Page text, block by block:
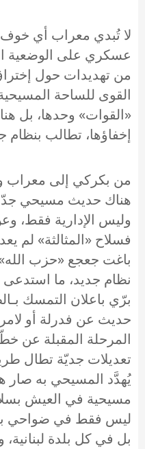
لا تُبدي معراب أي
عسكري على الوضعية
من تهديدات حول
القوى للساحة
«القوات» وحدها، بل
إخفاؤها، تطالب
من بكركي إلى معراب
هناك حديث مسيحي
وليس الإدارية فقط،
فسلاح «المثالثة» لم
باغت جعجع «حزب
نظام جديد، ما
برّي باعلان التمسك
حديث عن فدرلة أو
المرحلة المقبلة عن
تعديلات جديّة تطال
يُهدَّد المسيحي به صار
مسيحية في العيش
ليس فقط في ضواحي
بل في كل بلدة لبنانية،